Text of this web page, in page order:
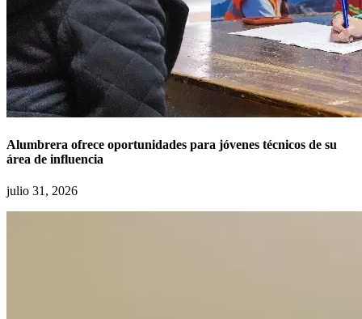
Alumbrera ofrece oportunidades para jóvenes técnicos de su
área de influencia
julio 31, 2026